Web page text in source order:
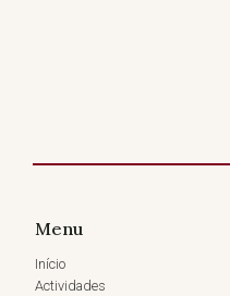
Menu
Início
Actividades